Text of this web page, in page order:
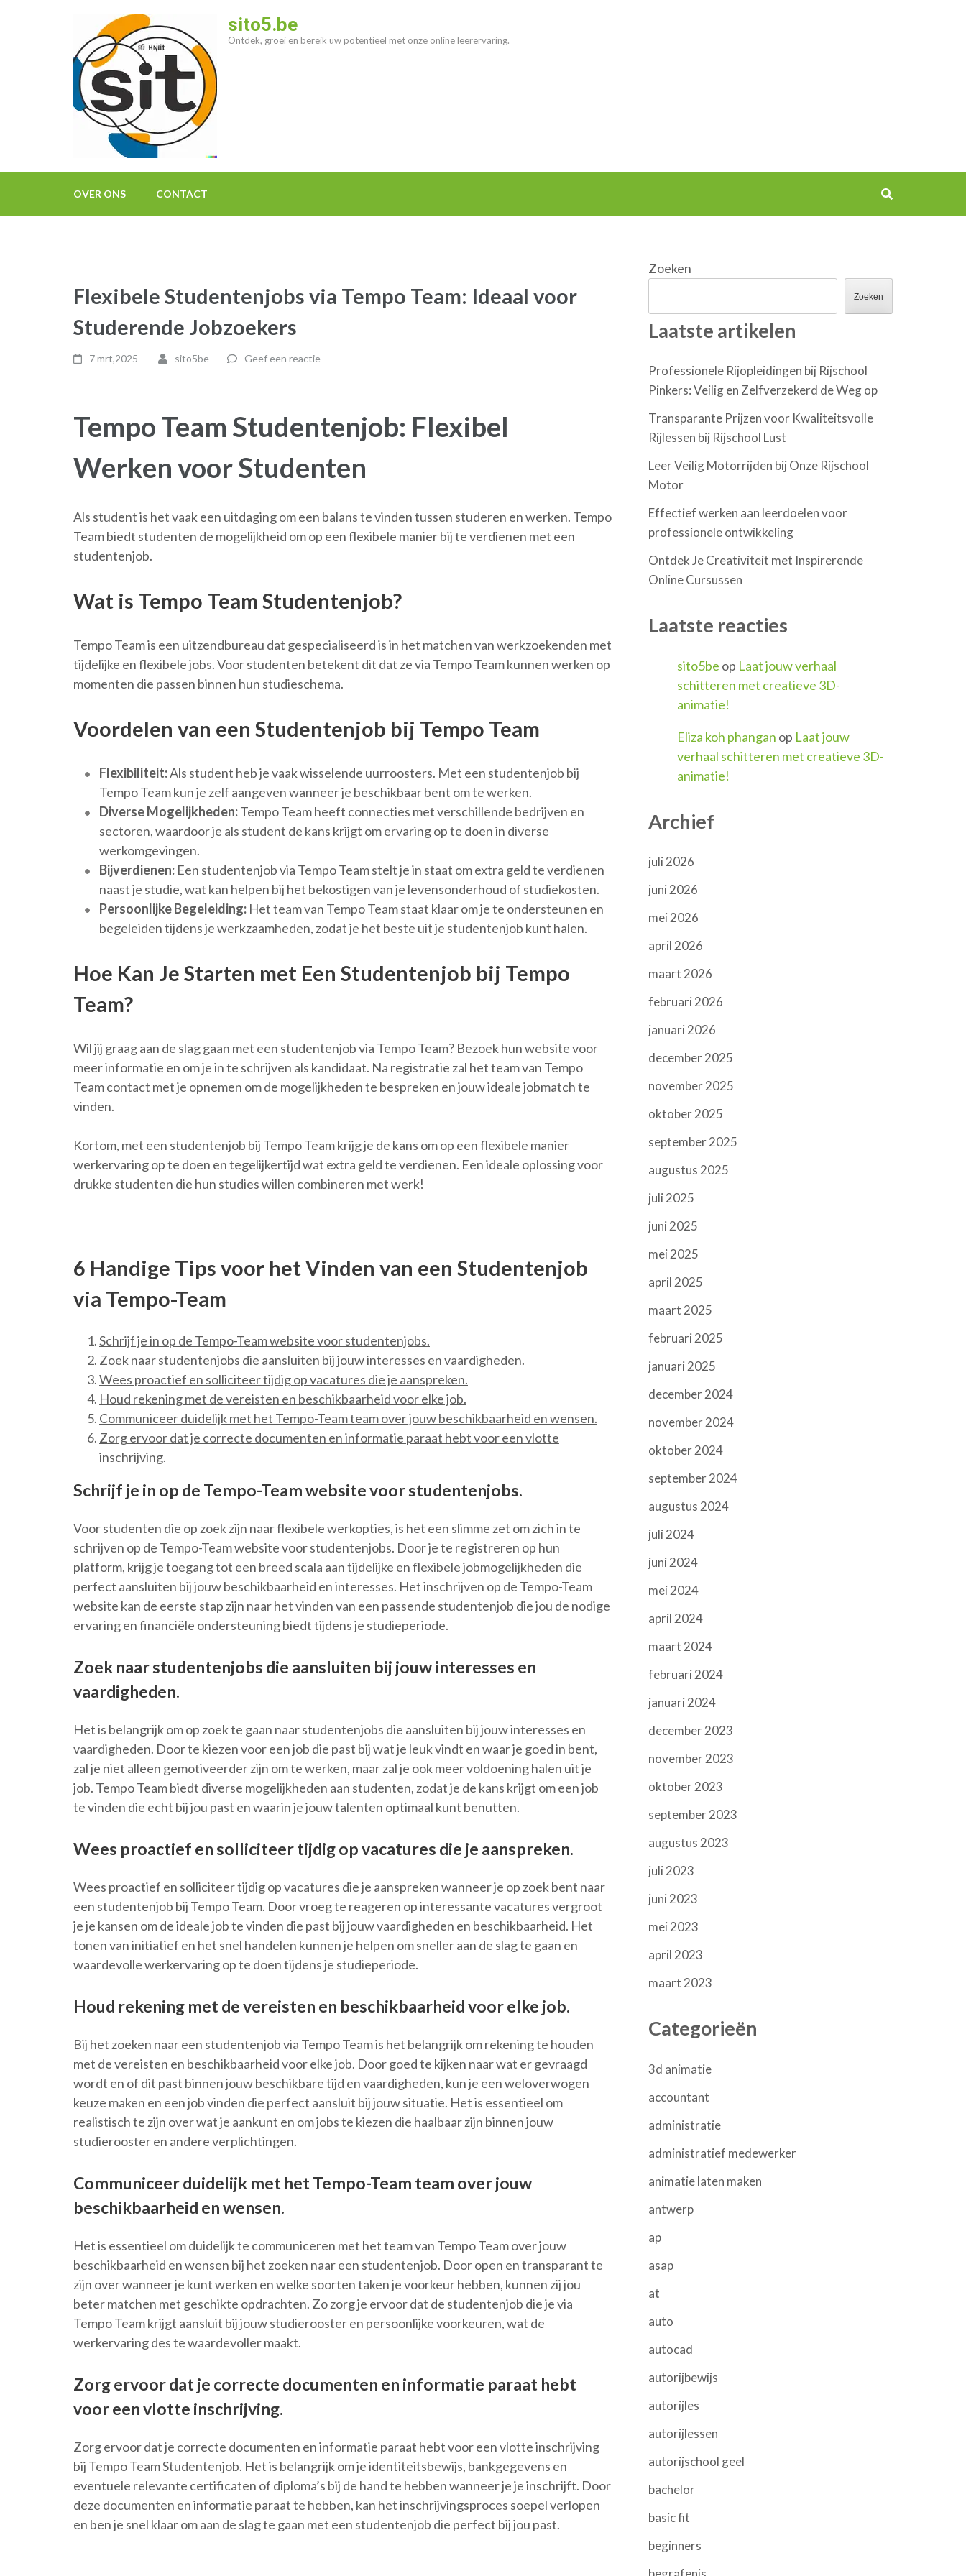
sito5.be
Ontdek, groei en bereik uw potentieel met onze online leerervaring.
OVER ONS CONTACT
Flexibele Studentenjobs via Tempo Team: Ideaal voor
Studerende Jobzoekers
7 mrt,2025 sito5be Geef een reactie
Tempo Team Studentenjob: Flexibel
Werken voor Studenten
Als student is het vaak een uitdaging om een balans te vinden tussen studeren en werken. Tempo
Team biedt studenten de mogelijkheid om op een flexibele manier bij te verdienen met een
studentenjob.
Wat is Tempo Team Studentenjob?
Tempo Team is een uitzendbureau dat gespecialiseerd is in het matchen van werkzoekenden met
tijdelijke en flexibele jobs. Voor studenten betekent dit dat ze via Tempo Team kunnen werken op
momenten die passen binnen hun studieschema.
Voordelen van een Studentenjob bij Tempo Team
Flexibiliteit:Als student heb je vaak wisselende uurroosters. Met een studentenjob bij
Tempo Team kun je zelf aangeven wanneer je beschikbaar bent om te werken.
Diverse Mogelijkheden:Tempo Team heeft connecties met verschillende bedrijven en
sectoren, waardoor je als student de kans krijgt om ervaring op te doen in diverse
werkomgevingen.
Bijverdienen: Een studentenjob via Tempo Team stelt je in staat om extra geld te verdienen
naast je studie, wat kan helpen bij het bekostigen van je levensonderhoud of studiekosten.
Persoonlijke Begeleiding: Het team van Tempo Team staat klaar om je te ondersteunen en
begeleiden tijdens je werkzaamheden, zodat je het beste uit je studentenjob kunt halen.
Hoe Kan Je Starten met Een Studentenjob bij Tempo
Team?
Wil jij graag aan de slag gaan met een studentenjob via Tempo Team? Bezoek hun website voor
meer informatie en om je in te schrijven als kandidaat. Na registratie zal het team van Tempo
Team contact met je opnemen om de mogelijkheden te bespreken en jouw ideale jobmatch te
vinden.
Kortom, met een studentenjob bij Tempo Team krijg je de kans om op een flexibele manier
werkervaring op te doen en tegelijkertijd wat extra geld te verdienen. Een ideale oplossing voor
drukke studenten die hun studies willen combineren met werk!
6 Handige Tips voor het Vinden van een Studentenjob
via Tempo-Team
Schrijf je in op de Tempo-Team website voor studentenjobs.
Zoek naar studentenjobs die aansluiten bij jouw interesses en vaardigheden.
Wees proactief en solliciteer tijdig op vacatures die je aanspreken.
Houd rekening met de vereisten en beschikbaarheid voor elke job.
Communiceer duidelijk met het Tempo-Team team over jouw beschikbaarheid en wensen.
Zorg ervoor dat je correcte documenten en informatie paraat hebt voor een vlotte
inschrijving.
Schrijf je in op de Tempo-Team website voor studentenjobs.
Voor studenten die op zoek zijn naar flexibele werkopties, is het een slimme zet om zich in te
schrijven op de Tempo-Team website voor studentenjobs. Door je te registreren op hun
platform, krijg je toegang tot een breed scala aan tijdelijke en flexibele jobmogelijkheden die
perfect aansluiten bij jouw beschikbaarheid en interesses. Het inschrijven op de Tempo-Team
website kan de eerste stap zijn naar het vinden van een passende studentenjob die jou de nodige
ervaring en financiële ondersteuning biedt tijdens je studieperiode.
Zoek naar studentenjobs die aansluiten bij jouw interesses en
vaardigheden.
Het is belangrijk om op zoek te gaan naar studentenjobs die aansluiten bij jouw interesses en
vaardigheden. Door te kiezen voor een job die past bij wat je leuk vindt en waar je goed in bent,
zal je niet alleen gemotiveerder zijn om te werken, maar zal je ook meer voldoening halen uit je
job. Tempo Team biedt diverse mogelijkheden aan studenten, zodat je de kans krijgt om een job
te vinden die echt bij jou past en waarin je jouw talenten optimaal kunt benutten.
Wees proactief en solliciteer tijdig op vacatures die je aanspreken.
Wees proactief en solliciteer tijdig op vacatures die je aanspreken wanneer je op zoek bent naar
een studentenjob bij Tempo Team. Door vroeg te reageren op interessante vacatures vergroot
je je kansen om de ideale job te vinden die past bij jouw vaardigheden en beschikbaarheid. Het
tonen van initiatief en het snel handelen kunnen je helpen om sneller aan de slag te gaan en
waardevolle werkervaring op te doen tijdens je studieperiode.
Houd rekening met de vereisten en beschikbaarheid voor elke job.
Bij het zoeken naar een studentenjob via Tempo Team is het belangrijk om rekening te houden
met de vereisten en beschikbaarheid voor elke job. Door goed te kijken naar wat er gevraagd
wordt en of dit past binnen jouw beschikbare tijd en vaardigheden, kun je een weloverwogen
keuze maken en een job vinden die perfect aansluit bij jouw situatie. Het is essentieel om
realistisch te zijn over wat je aankunt en om jobs te kiezen die haalbaar zijn binnen jouw
studierooster en andere verplichtingen.
Communiceer duidelijk met het Tempo-Team team over jouw
beschikbaarheid en wensen.
Het is essentieel om duidelijk te communiceren met het team van Tempo Team over jouw
beschikbaarheid en wensen bij het zoeken naar een studentenjob. Door open en transparant te
zijn over wanneer je kunt werken en welke soorten taken je voorkeur hebben, kunnen zij jou
beter matchen met geschikte opdrachten. Zo zorg je ervoor dat de studentenjob die je via
Tempo Team krijgt aansluit bij jouw studierooster en persoonlijke voorkeuren, wat de
werkervaring des te waardevoller maakt.
Zorg ervoor dat je correcte documenten en informatie paraat hebt
voor een vlotte inschrijving.
Zorg ervoor dat je correcte documenten en informatie paraat hebt voor een vlotte inschrijving
bij Tempo Team Studentenjob. Het is belangrijk om je identiteitsbewijs, bankgegevens en
eventuele relevante certificaten of diploma’s bij de hand te hebben wanneer je je inschrijft. Door
deze documenten en informatie paraat te hebben, kan het inschrijvingsproces soepel verlopen
en ben je snel klaar om aan de slag te gaan met een studentenjob die perfect bij jou past.
Zoeken
Zoeken
Laatste artikelen
Professionele Rijopleidingen bij Rijschool
Pinkers: Veilig en Zelfverzekerd de Weg op
Transparante Prijzen voor Kwaliteitsvolle
Rijlessen bij Rijschool Lust
Leer Veilig Motorrijden bij Onze Rijschool
Motor
Effectief werken aan leerdoelen voor
professionele ontwikkeling
Ontdek Je Creativiteit met Inspirerende
Online Cursussen
Laatste reacties
sito5be op Laat jouw verhaal
schitteren met creatieve 3D-
animatie!
Eliza koh phangan op Laat jouw
verhaal schitteren met creatieve 3D-
animatie!
Archief
juli 2026
juni 2026
mei 2026
april 2026
maart 2026
februari 2026
januari 2026
december 2025
november 2025
oktober 2025
september 2025
augustus 2025
juli 2025
juni 2025
mei 2025
april 2025
maart 2025
februari 2025
januari 2025
december 2024
november 2024
oktober 2024
september 2024
augustus 2024
juli 2024
juni 2024
mei 2024
april 2024
maart 2024
februari 2024
januari 2024
december 2023
november 2023
oktober 2023
september 2023
augustus 2023
juli 2023
juni 2023
mei 2023
april 2023
maart 2023
Categorieën
3d animatie
accountant
administratie
administratief medewerker
animatie laten maken
antwerp
ap
asap
at
auto
autocad
autorijbewijs
autorijles
autorijlessen
autorijschool geel
bachelor
basic fit
beginners